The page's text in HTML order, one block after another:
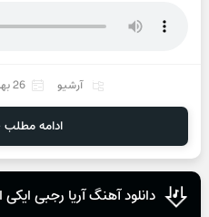
آرشیو 26 بهمن 1401
ادامه مطلب
دانلود آهنگ آریا رجبی